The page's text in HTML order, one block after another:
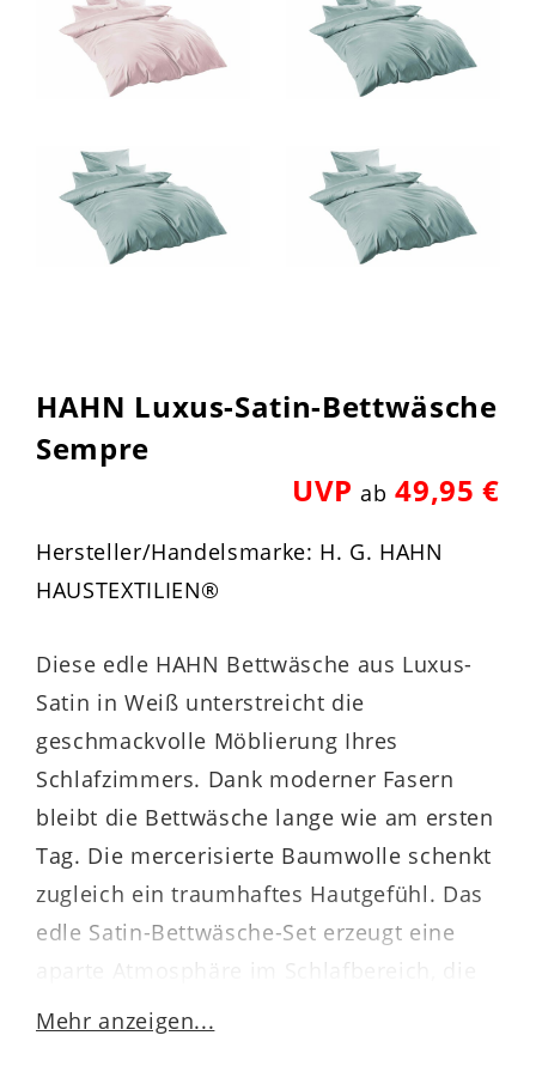
HAHN Luxus-Satin-Bettwäsche
Sempre
UVPab 49,95 €
Hersteller/Handelsmarke: H. G. HAHN
HAUSTEXTILIEN®
Diese edle HAHN Bettwäsche aus Luxus-
Satin in Weiß unterstreicht die
geschmackvolle Möblierung Ihres
Schlafzimmers. Dank moderner Fasern
bleibt die Bettwäsche lange wie am ersten
Tag. Die mercerisierte Baumwolle schenkt
zugleich ein traumhaftes Hautgefühl. Das
edle Satin-Bettwäsche-Set erzeugt eine
aparte Atmosphäre im Schlafbereich, die
man gerne genießt.
Mehr anzeigen...